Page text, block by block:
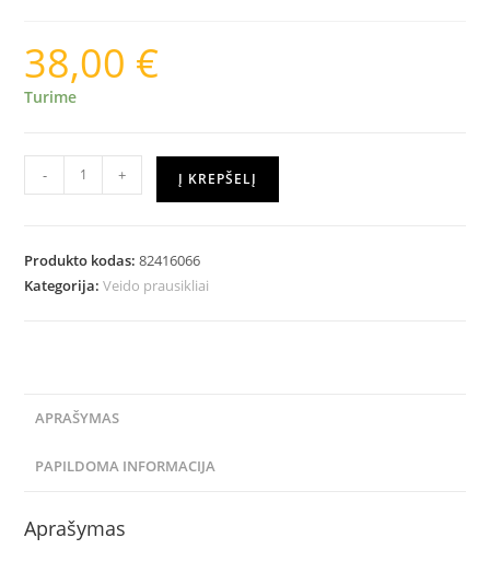
38,00 €
Turime
- + Į KREPŠELĮ
Produkto kodas:82416066
Kategorija:Veido prausikliai
APRAŠYMAS
PAPILDOMA INFORMACIJA
Aprašymas